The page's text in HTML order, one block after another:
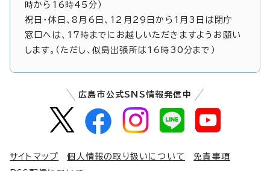
時から16時45分）
祝日・休日、8月6日、12月29日から1月3日は閉庁
窓口へは、17時までにお越しいただきますようお願い
します。（ただし、似島出張所は16時30分まで）
広島市公式SNS情報発信中
サイトマップ 個人情報の取り扱いについて
免責事項